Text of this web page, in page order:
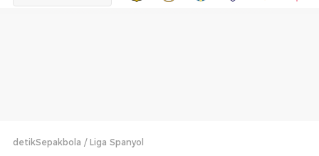
detikSepakbola Liga Spanyol